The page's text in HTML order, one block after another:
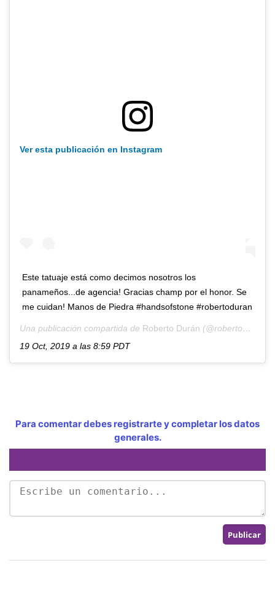
Ver esta publicación en Instagram
Este tatuaje está como decimos nosotros los
panameños...de agencia! Gracias champ por el honor. Se
me cuidan! Manos de Piedra #handsofstone #robertoduran
Una publicación compartida de Roberto Durán (@robertoduranbox) el
19 Oct, 2019 a las 8:59 PDT
Para comentar debes registrarte y completar los datos
generales.